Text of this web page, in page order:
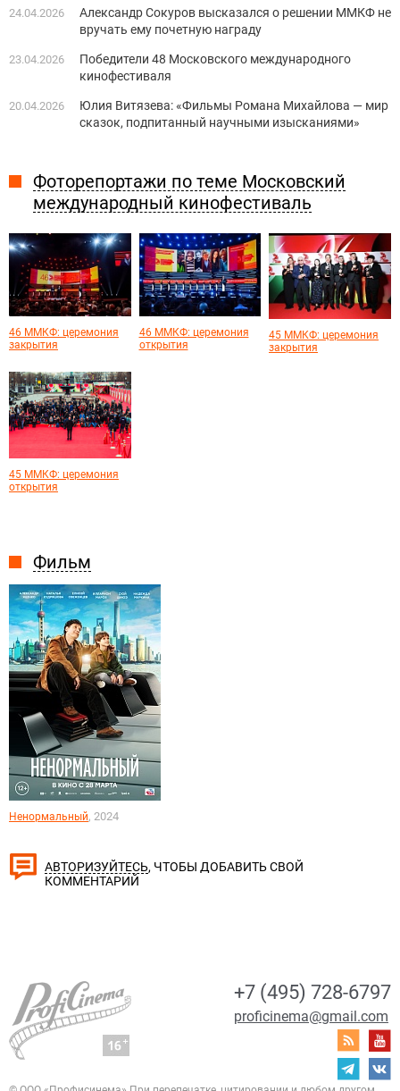
Фильм
Ненормальный, 2024
24.04.2026
Александр Сокуров высказался о решении ММКФ не
вручать ему почетную награду
23.04.2026
Победители 48 Московского международного
кинофестиваля
20.04.2026
Юлия Витязева: «Фильмы Романа Михайлова — мир
сказок, подпитанный научными изысканиями»
Фоторепортажи по теме Московский
международный кинофестиваль
46 ММКФ: церемония
закрытия
46 ММКФ: церемония
открытия
45 ММКФ: церемония
закрытия
45 ММКФ: церемония
открытия
АВТОРИЗУЙТЕСЬ, ЧТОБЫ ДОБАВИТЬ СВОЙ
КОММЕНТАРИЙ
+7 (495) 728-6797
proficinema@gmail.com